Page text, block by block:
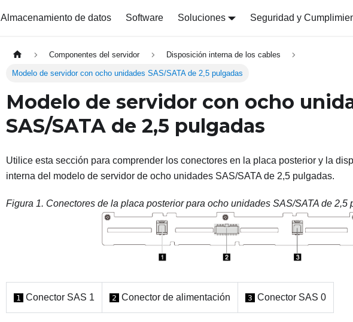
Almacenamiento de datos Software Soluciones Seguridad y
Componentes del servidor Disposición interna de los cables
Modelo de servidor con ocho unidades SAS/SATA de 2,5 pulgadas
Modelo de servidor con ocho
SAS/SATA de 2,5 pulgadas
Utilice esta sección para comprender los conectores en la placa posterior y la
interna del modelo de servidor de ocho unidades SAS/SATA de 2,5 pulgadas.
Figura 1. Conectores de la placa posterior para ocho unidades SAS/SATA de 2,5
1 Conector SAS 1 2 Conector de alimentación 3 Conector SAS 0